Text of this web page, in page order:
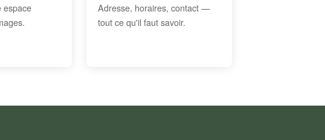
espace
Adresse, horaires, contact —
tout ce qu'il faut savoir.